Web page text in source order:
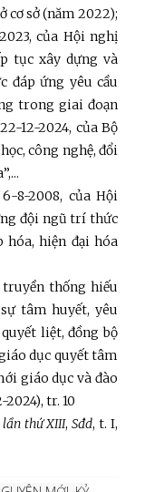
cơ sở (năm 2022);
của Hội nghị
tục xây dựng và
đáp ứng yêu cầu
trong giai đoạn
12-2024, của Bộ
công nghệ, đổi
8-2008, của Hội
đội ngũ trí thức
hiện đại hóa
truyền thống hiếu
tâm huyết, yêu
liệt, đồng bộ
dục quyết tâm
giáo dục và đào
2024), tr. 10
thứ XIII,Sđd, t. I,